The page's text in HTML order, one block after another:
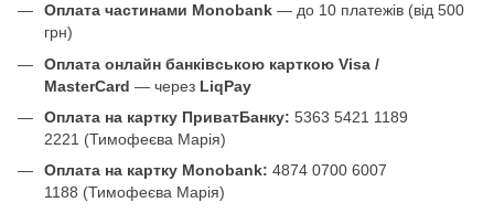
Оплата частинами Monobank — до 10 платежів (від 500
грн)
Оплата онлайн банківською карткою Visa /
MasterCard — через LiqPay
Оплата на картку ПриватБанку: 5363 5421 1189
2221 (Тимофеєва Марія)
Оплата на картку Monobank: 4874 0700 6007
1188 (Тимофеєва Марія)